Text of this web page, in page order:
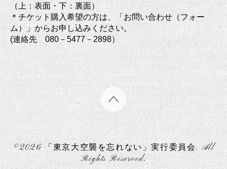
（上：表面・下：裏面）
＊チケット購入希望の方は、「お問い合わせ（フォー
ム）」からお申し込みください。
(連絡先 080－5477－2898）
©2026「東京大空襲を忘れない」実行委員会. All
Rights Reserved.